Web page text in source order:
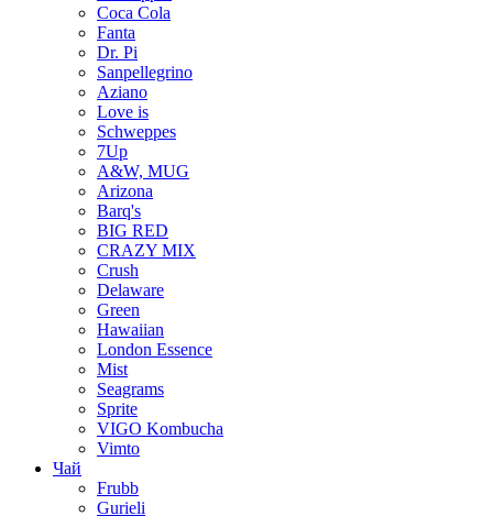
Coca Cola
Fanta
Dr. Pi
Sanpellegrino
Aziano
Love is
Schweppes
7Up
A&W, MUG
Arizona
Barq's
BIG RED
CRAZY MIX
Crush
Delaware
Green
Hawaiian
London Essence
Mist
Seagrams
Sprite
VIGO Kombucha
Vimto
Чай
Frubb
Gurieli